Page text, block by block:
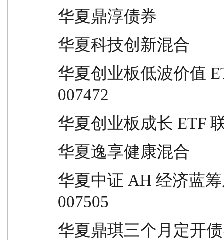
华夏鼎淳债券
华夏科技创新混合
华夏创业板低波价值
007472
华夏创业板成长 ETF
华夏逸享健康混合
华夏中证 AH 经济蓝
007505
华夏鼎琪三个月定开债